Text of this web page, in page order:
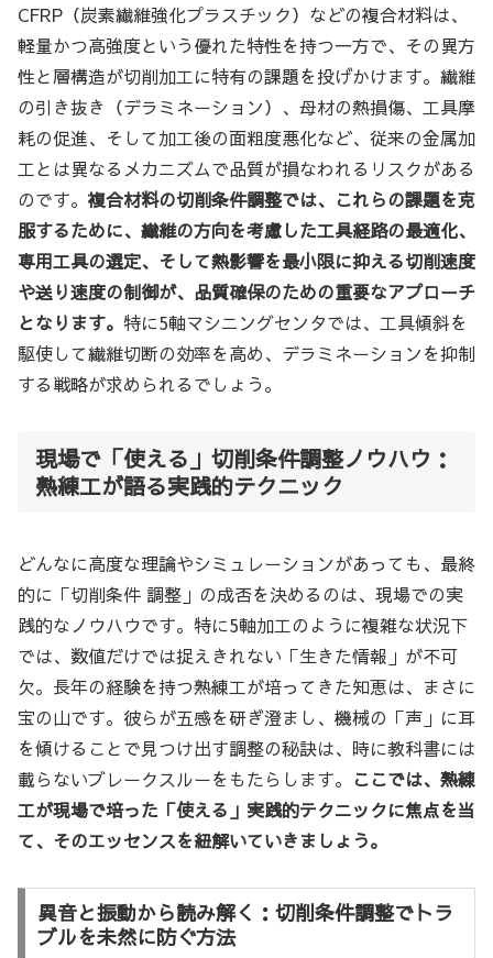
CFRP（炭素繊維強化プラスチック）などの複合材料は、
軽量かつ高強度という優れた特性を持つ一方で、その異方
性と層構造が切削加工に特有の課題を投げかけます。繊維
の引き抜き（デラミネーション）、母材の熱損傷、工具摩
耗の促進、そして加工後の面粗度悪化など、従来の金属加
工とは異なるメカニズムで品質が損なわれるリスクがある
のです。 複合材料の切削条件調整では、これらの課題を克
服するために、繊維の方向を考慮した工具経路の最適化、
専用工具の選定、そして熱影響を最小限に抑える切削速度
や送り速度の制御が、品質確保のための重要なアプローチ
となります。 特に5軸マシニングセンタでは、工具傾斜を
駆使して繊維切断の効率を高め、デラミネーションを抑制
する戦略が求められるでしょう。
現場で「使える」切削条件調整ノウハウ：
熟練工が語る実践的テクニック
どんなに高度な理論やシミュレーションがあっても、最終
的に「切削条件 調整」の成否を決めるのは、現場での実
践的なノウハウです。特に5軸加工のように複雑な状況下
では、数値だけでは捉えきれない「生きた情報」が不可
欠。長年の経験を持つ熟練工が培ってきた知恵は、まさに
宝の山です。彼らが五感を研ぎ澄まし、機械の「声」に耳
を傾けることで見つけ出す調整の秘訣は、時に教科書には
載らないブレークスルーをもたらします。 ここでは、熟練
工が現場で培った「使える」実践的テクニックに焦点を当
て、そのエッセンスを紐解いていきましょう。
異音と振動から読み解く：切削条件調整でトラ
ブルを未然に防ぐ方法